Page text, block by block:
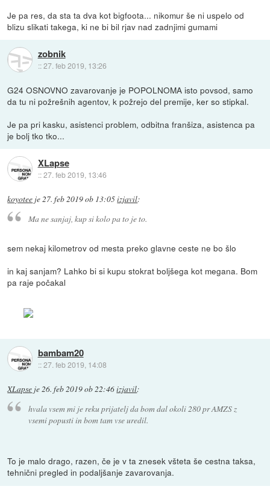
Je pa res, da sta ta dva kot bigfoota... nikomur še ni uspelo od
blizu slikati takega, ki ne bi bil rjav nad zadnjimi gumami
zobnik
::27. feb 2019, 13:26
G24 OSNOVNO zavarovanje je POPOLNOMA isto povsod, samo
da tu ni požrešnih agentov, k požrejo del premije, ker so stipkal.
Je pa pri kasku, asistenci problem, odbitna franšiza, asistenca pa
je bolj tko tko...
XLapse
::27. feb 2019, 13:46
koyotee je27. feb 2019 ob 13:05izjavil:
Ma ne sanjaj, kup si kolo pa to je to.
sem nekaj kilometrov od mesta preko glavne ceste ne bo šlo
in kaj sanjam? Lahko bi si kupu stokrat boljšega kot megana. Bom
pa raje počakal
bambam20
::27. feb 2019, 14:08
XLapse je26. feb 2019 ob 22:46izjavil:
hvala vsem mi je reku prijatelj da bom dal okoli 280 pr AMZS z
vsemi popusti in bom tam vse uredil.
To je malo drago, razen, če je v ta znesek všteta še cestna taksa,
tehnični pregled in podaljšanje zavarovanja.